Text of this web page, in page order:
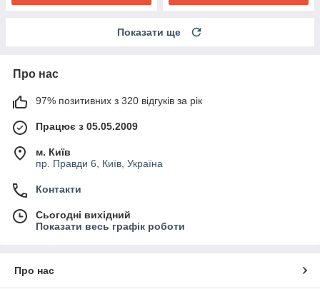
Показати ще
Про нас
97% позитивних з 320 відгуків за рік
Працює з 05.05.2009
м. Київ
пр. Правди 6, Київ, Україна
Контакти
Сьогодні вихідний
Показати весь графік роботи
Про нас